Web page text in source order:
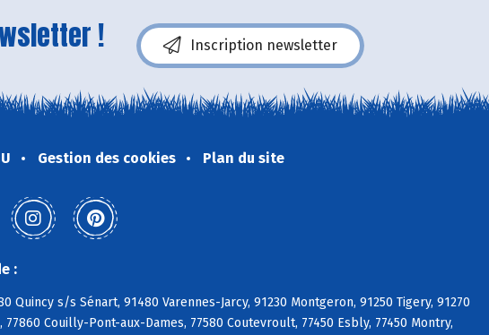
! Inscription newsletter
Gestion des cookies Plan du site
:
s/s Sénart, 91480 Varennes-Jarcy, 91230 Montgeron, 91250 Tigery, 91270
Couilly-Pont-aux-Dames, 77580 Coutevroult, 77450 Esbly, 77450 Montry,